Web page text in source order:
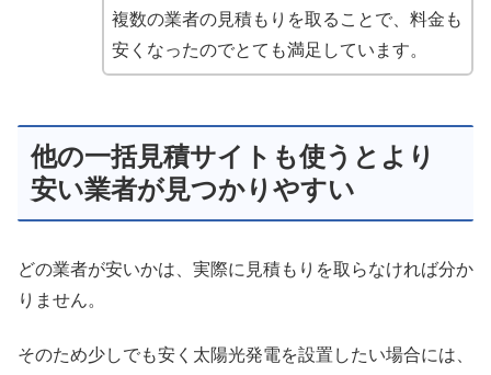
複数の業者の見積もりを取ることで、料金も
安くなったのでとても満足しています。
他の一括見積サイトも使うとより
安い業者が見つかりやすい
どの業者が安いかは、実際に見積もりを取らなければ分か
りません。
そのため少しでも安く太陽光発電を設置したい場合には、